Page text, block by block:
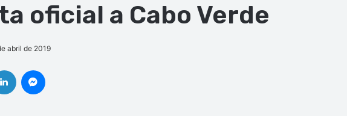
oficial a Cabo Verde
abril de 2019
Linkedin